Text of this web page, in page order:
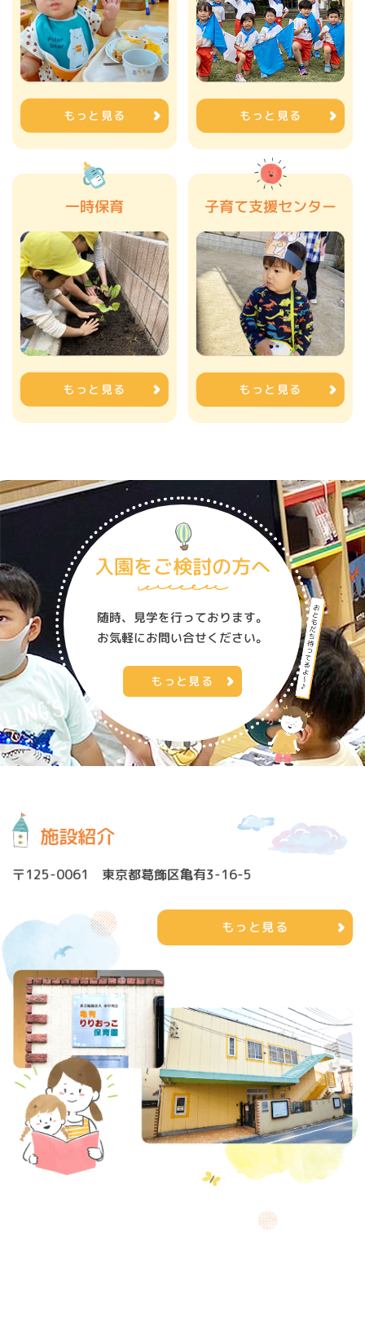
もっと見る もっと見る
一時保育
もっと見る
子育て支援センター
もっと見る
入園をご検討の方へ
随時、見学を行っております。
お気軽にお問い合せください。
もっと見る
施設紹介
〒125-0061 東京都葛飾区亀有3-16-5
もっと見る